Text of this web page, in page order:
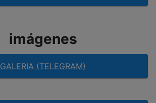
imágenes
GALERIA (TELEGRAM)